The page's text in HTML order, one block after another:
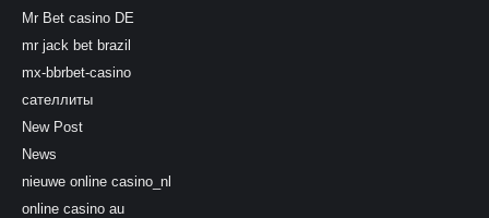
Mr Bet casino DE
mr jack bet brazil
mx-bbrbet-casino
сателлиты
New Post
News
nieuwe online casino_nl
online casino au